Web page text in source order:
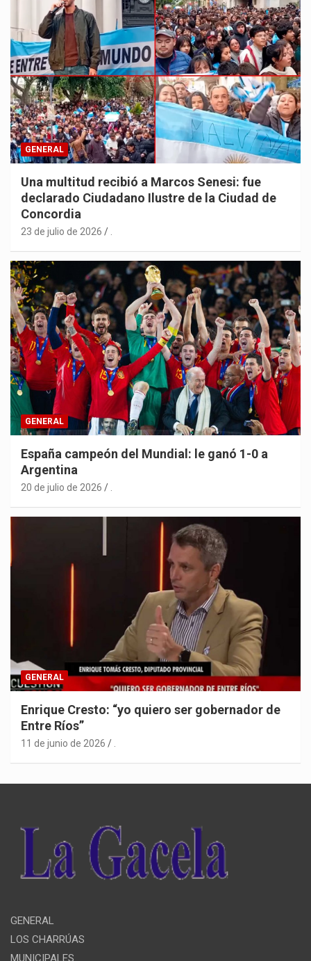
GENERAL
Una multitud recibió a Marcos Senesi: fue
declarado Ciudadano Ilustre de la Ciudad de
Concordia
23 de julio de 2026 .
GENERAL
España campeón del Mundial: le ganó 1-0 a
Argentina
20 de julio de 2026
GENERAL
Enrique Cresto: “yo quiero ser gobernador de
Entre Ríos”
11 de junio de 2026
GENERAL
LOS CHARRÚAS
MUNICIPALES